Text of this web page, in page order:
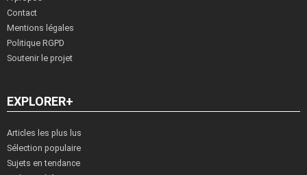
Contact
Mentions légales
Politique RGPD
Soutenir le projet
EXPLORER+
Articles les plus lus
Sélection populaire
Sujets en tendance